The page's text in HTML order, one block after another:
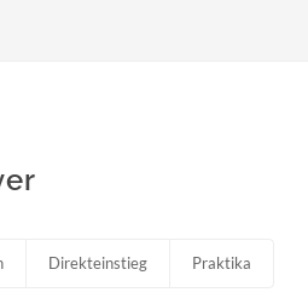
Direkteinstieg Praktika